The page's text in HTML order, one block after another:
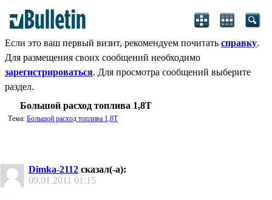
Если это ваш первый визит, рекомендуем почитать справку.
Для размещения своих сообщений необходимо
зарегистрироваться. Для просмотра сообщений выберите
раздел.
Большой расход топлива 1,8Т
Тема: Большой расход топлива 1,8Т
Dimka-2112 сказал(-а):
09.01.2011 01:15